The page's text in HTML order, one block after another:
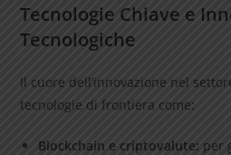
Tecnologie Chiave e
Tecnologiche
Il cuore dell’innovazione nel
tecnologie di frontiera come:
Blockchain e criptovalute: per